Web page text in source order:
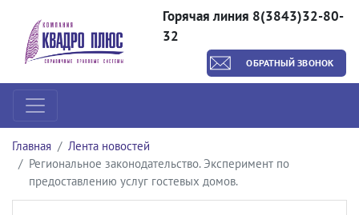
Горячая линия 8(3843)32-80-
32
ОБРАТНЫЙ ЗВОНОК
Главная
Лента новостей
Региональное законодательство. Эксперимент по
предоставлению услуг гостевых домов.